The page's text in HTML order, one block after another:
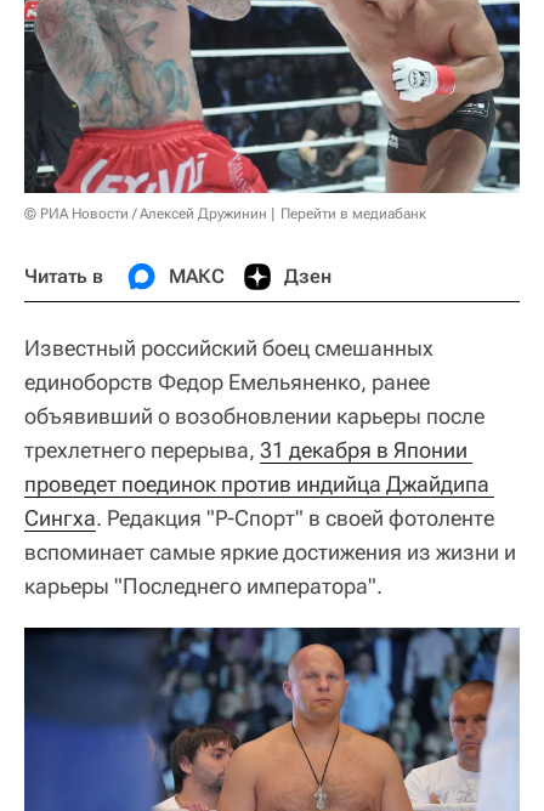
© РИА Новости / Алексей Дружинин Перейти в медиабанк
Читать в МАКС Дзен
Известный российский боец смешанных
единоборств Федор Емельяненко, ранее
объявивший о возобновлении карьеры после
трехлетнего перерыва, 31 декабря в Японии
проведет поединок против индийца Джайдипа
Сингха. Редакция "Р-Спорт" в своей фотоленте
вспоминает самые яркие достижения из жизни и
карьеры "Последнего императора".